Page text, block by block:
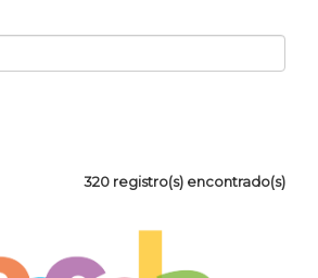
320 registro(s) encontrado(s)